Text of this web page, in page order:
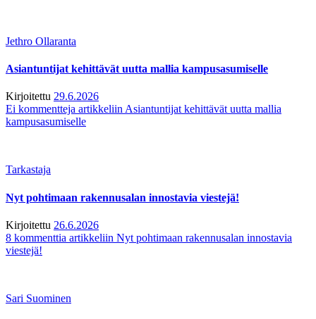
Jethro Ollaranta
Asiantuntijat kehittävät uutta mallia kampusasumiselle
Kirjoitettu 29.6.2026
Ei kommentteja artikkeliin Asiantuntijat kehittävät uutta mallia
kampusasumiselle
Tarkastaja
Nyt pohtimaan rakennusalan innostavia viestejä!
Kirjoitettu 26.6.2026
8 kommenttia artikkeliin Nyt pohtimaan rakennusalan innostavia
viestejä!
Sari Suominen